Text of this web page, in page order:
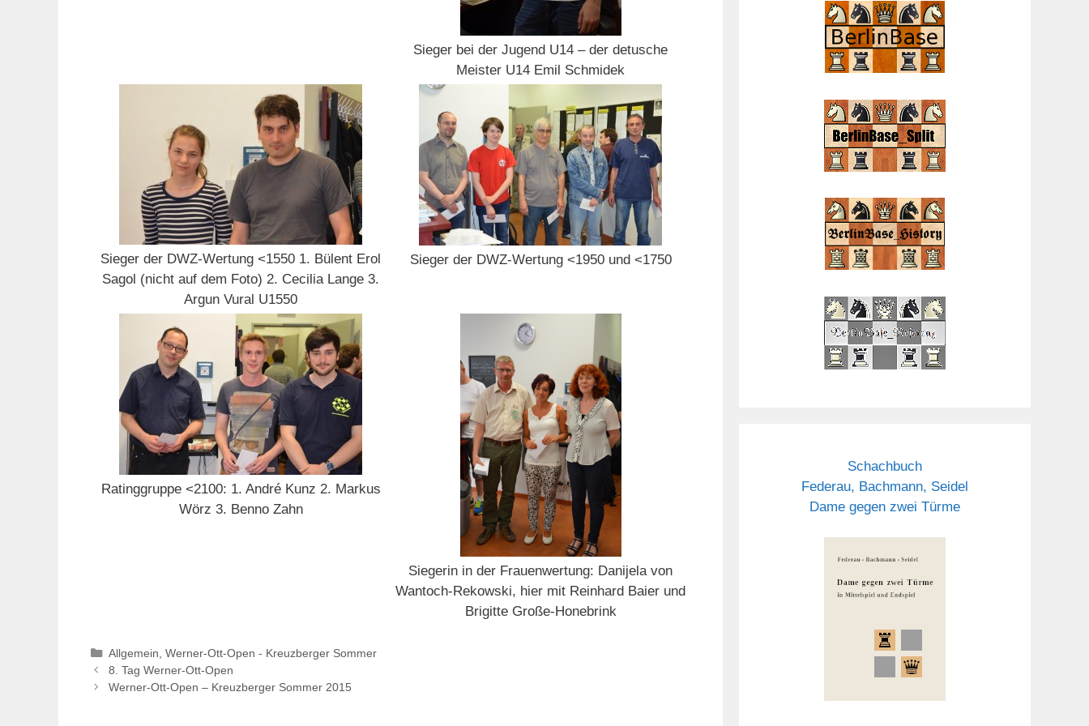
Sieger bei der Jugend U14 – der detusche
Meister U14 Emil Schmidek
Sieger der DWZ-Wertung <1550 1. Bülent Erol
Sagol (nicht auf dem Foto) 2. Cecilia Lange 3.
Argun Vural U1550
Sieger der DWZ-Wertung <1950 und <1750
Ratinggruppe <2100: 1. André Kunz 2. Markus
Wörz 3. Benno Zahn
Siegerin in der Frauenwertung: Danijela von
Wantoch-Rekowski, hier mit Reinhard Baier und
Brigitte Große-Honebrink
Kategorien
Allgemein, Werner-Ott-Open - Kreuzberger Sommer
8. Tag Werner-Ott-Open
Werner-Ott-Open – Kreuzberger Sommer 2015
Schachbuch
Federau, Bachmann, Seidel
Dame gegen zwei Türme